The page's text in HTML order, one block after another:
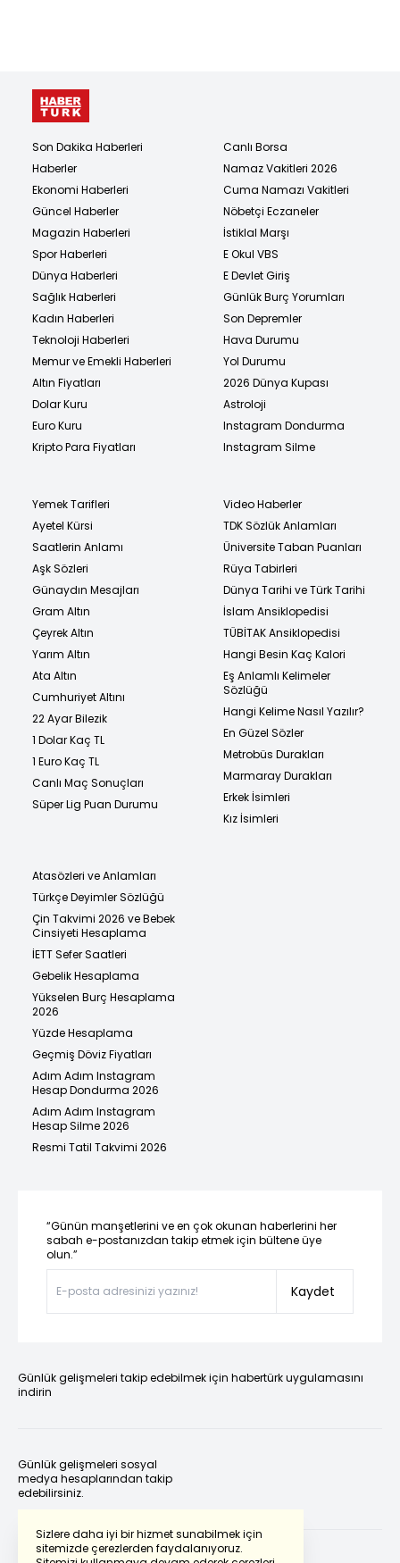
Sizlere daha iyi bir hizmet sunabilmek için
sitemizde çerezlerden faydalanıyoruz.
Son Dakika Haberleri
Haberler
Ekonomi Haberleri
Güncel Haberler
Magazin Haberleri
Spor Haberleri
Dünya Haberleri
Sağlık Haberleri
Kadın Haberleri
Teknoloji Haberleri
Memur ve Emekli Haberleri
Altın Fiyatları
Dolar Kuru
Euro Kuru
Kripto Para Fiyatları
Canlı Borsa
Namaz Vakitleri 2026
Cuma Namazı Vakitleri
Nöbetçi Eczaneler
İstiklal Marşı
E Okul VBS
E Devlet Giriş
Günlük Burç Yorumları
Son Depremler
Hava Durumu
Yol Durumu
2026 Dünya Kupası
Astroloji
Instagram Dondurma
Instagram Silme
Yemek Tarifleri
Ayetel Kürsi
Saatlerin Anlamı
Aşk Sözleri
Günaydın Mesajları
Gram Altın
Çeyrek Altın
Yarım Altın
Ata Altın
Cumhuriyet Altını
22 Ayar Bilezik
1 Dolar Kaç TL
1 Euro Kaç TL
Canlı Maç Sonuçları
Süper Lig Puan Durumu
Video Haberler
TDK Sözlük Anlamları
Üniversite Taban Puanları
Rüya Tabirleri
Dünya Tarihi ve Türk Tarihi
İslam Ansiklopedisi
TÜBİTAK Ansiklopedisi
Hangi Besin Kaç Kalori
Eş Anlamlı Kelimeler
Sözlüğü
Hangi Kelime Nasıl Yazılır?
En Güzel Sözler
Metrobüs Durakları
Marmaray Durakları
Erkek İsimleri
Kız İsimleri
Atasözleri ve Anlamları
Türkçe Deyimler Sözlüğü
Çin Takvimi 2026 ve Bebek
Cinsiyeti Hesaplama
İETT Sefer Saatleri
Gebelik Hesaplama
Yükselen Burç Hesaplama
2026
Yüzde Hesaplama
Geçmiş Döviz Fiyatları
Adım Adım Instagram
Hesap Dondurma 2026
Adım Adım Instagram
Hesap Silme 2026
Resmi Tatil Takvimi 2026
“Günün manşetlerini ve en çok okunan haberlerini her
sabah e-postanızdan takip etmek için bültene üye
olun.”
Kaydet
Günlük gelişmeleri takip edebilmek için habertürk uygulamasını
indirin
Günlük gelişmeleri sosyal
medya hesaplarından takip
edebilirsiniz.